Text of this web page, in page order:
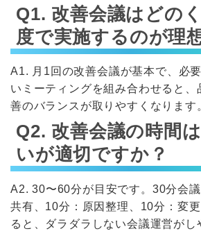
Q1. 改善会議はどの
度で実施するのが理
A1. 月1回の改善会議が基本で、必
いミーティングを組み合わせると、
善のバランスが取りやすくなります
Q2. 改善会議の時間
いが適切ですか？
A2. 30〜60分が目安です。30分会
共有、10分：原因整理、10分：変
ると、ダラダラしない会議運営がし